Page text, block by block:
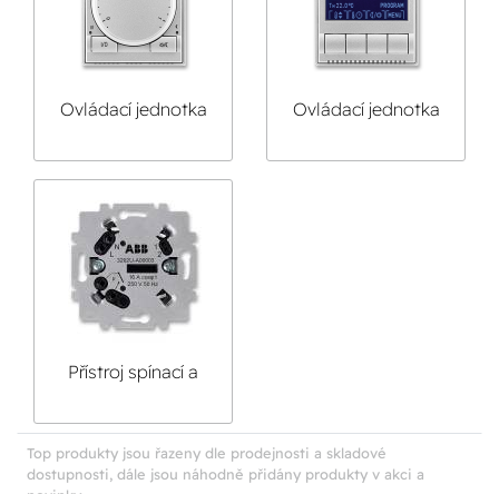
Ovládací jednotka
otočným
Time, Time Arbo
Ovládací jednotka
programovatelného
Přístroj spínací a
pro termostaty
Time
Top produkty jsou řazeny dle prodejnosti a skladové
dostupnosti, dále jsou náhodně přidány produkty v akci a